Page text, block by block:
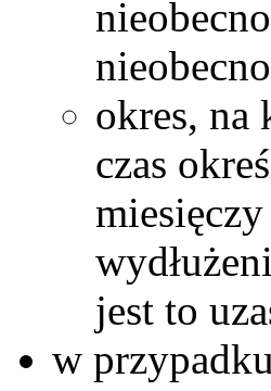
okres, na
czas
jest to
w